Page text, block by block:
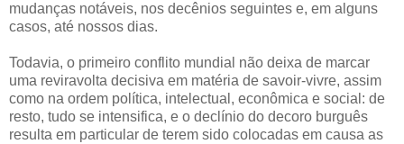
mudanças notáveis, nos decênios seguintes e, em alguns
casos, até nossos dias.
Todavia, o primeiro conflito mundial não deixa de marcar
uma reviravolta decisiva em matéria de savoir-vivre, assim
como na ordem política, intelectual, econômica e social: de
resto, tudo se intensifica, e o declínio do decoro burguês
resulta em particular de terem sido colocadas em causa as